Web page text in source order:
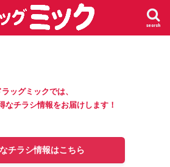
search
ラッグミックでは、
なチラシ情報をお届けします！
チラシ情報はこちら